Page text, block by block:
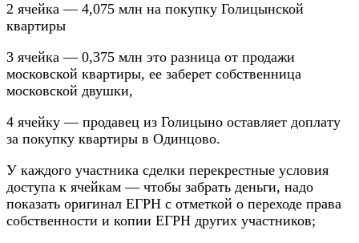
2 ячейка — 4,075 млн на покупку Голицынской
квартиры
3 ячейка — 0,375 млн это разница от продажи
московской квартиры, ее заберет собственница
московской двушки,
4 ячейку — продавец из Голицыно оставляет доплату
за покупку квартиры в Одинцово.
У каждого участника сделки перекрестные условия
доступа к ячейкам — чтобы забрать деньги, надо
показать оригинал ЕГРН с отметкой о переходе права
собственности и копии ЕГРН других участников;